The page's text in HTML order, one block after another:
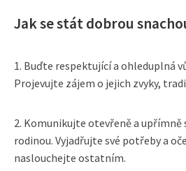
Jak se stát dobrou
1. Buďte respektující a ohleduplná
Projevujte zájem o jejich zvyky,
2. Komunikujte otevřeně a upřímně
rodinou. Vyjadřujte své potřeby a
naslouchejte ostatním.